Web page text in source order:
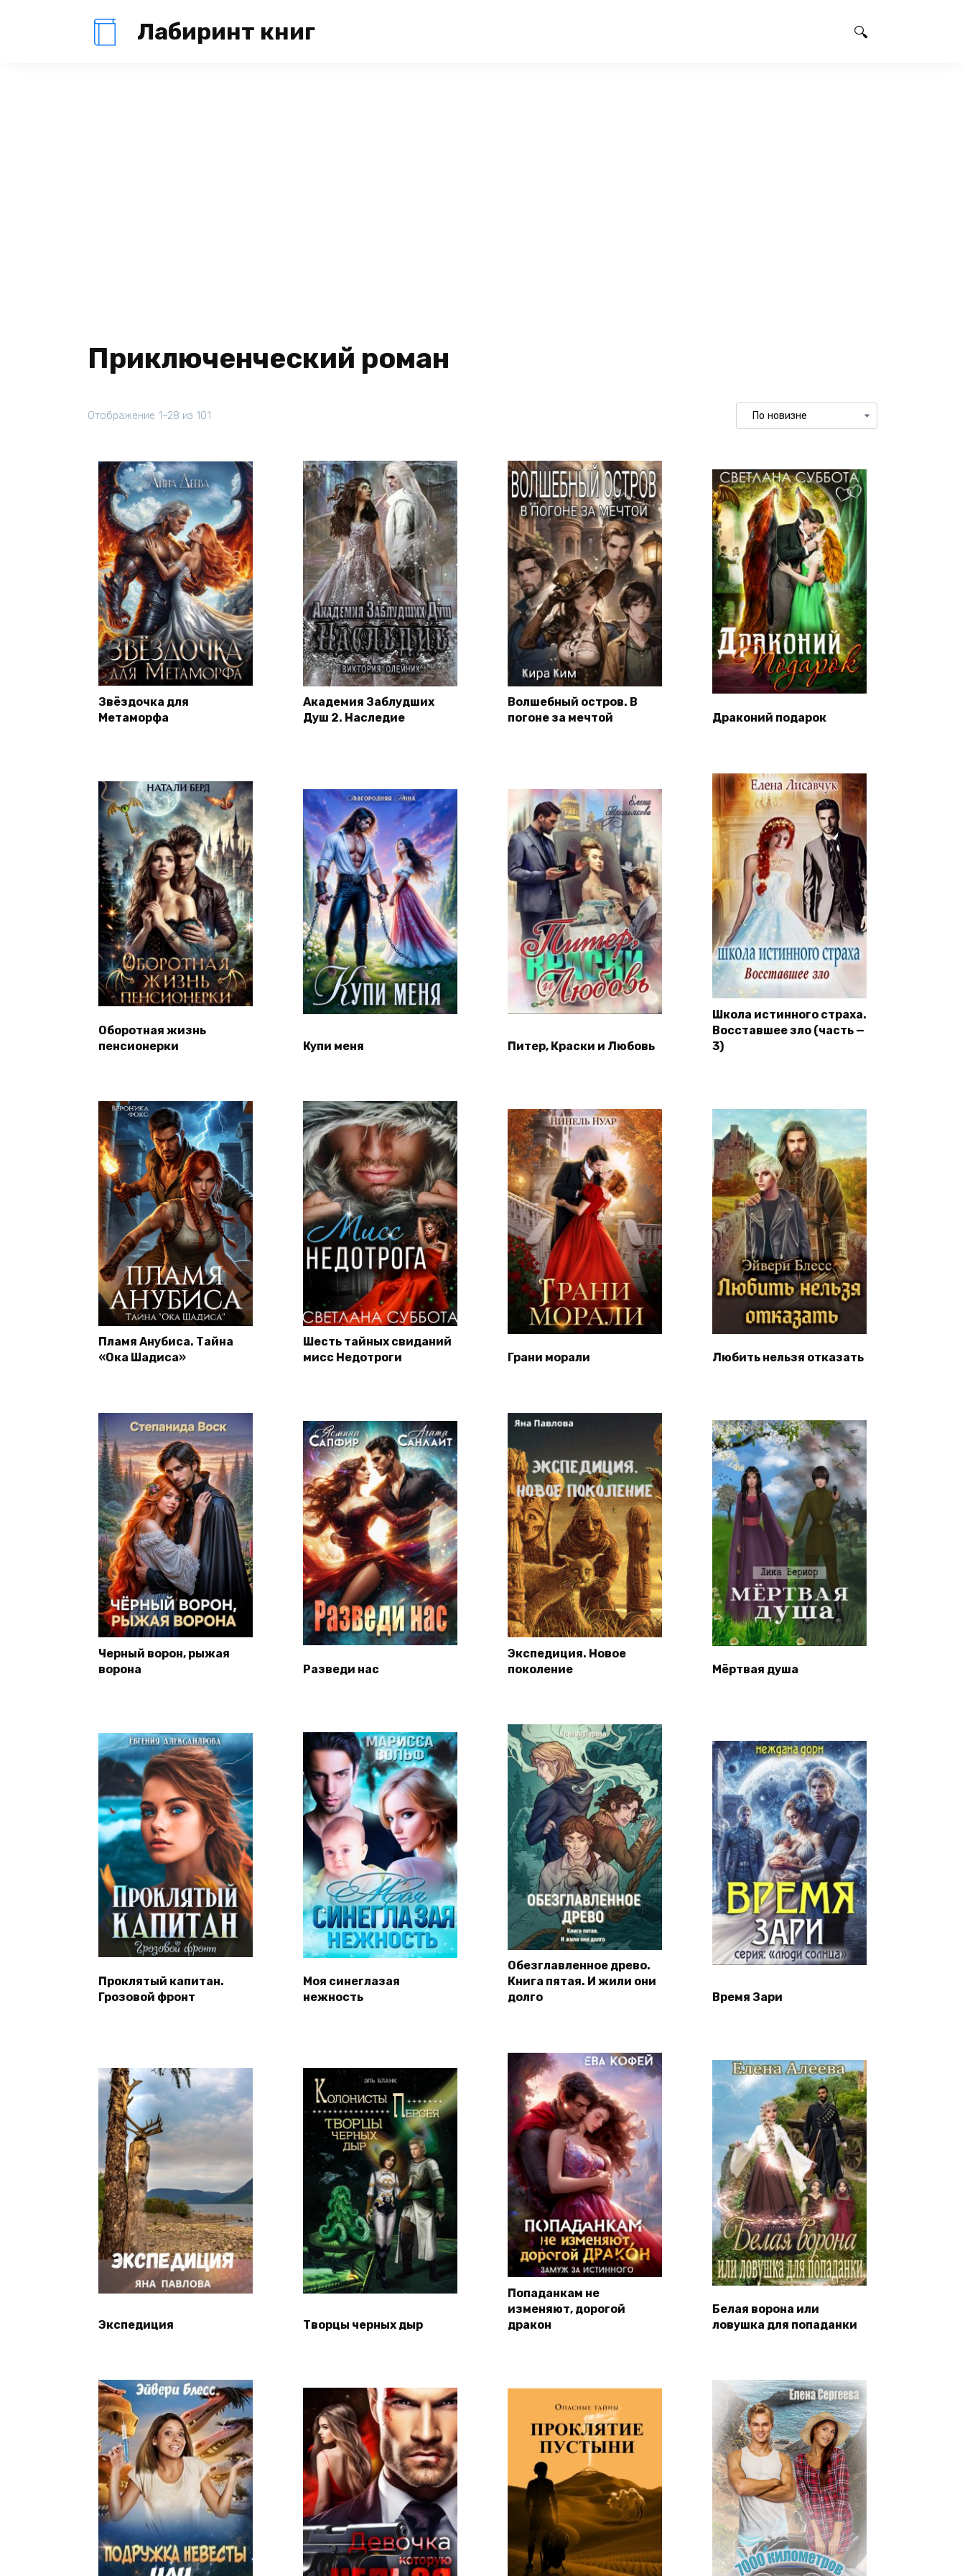
Лабиринт книг
Приключенческий роман
Отображение 1–28 из 101
Звёздочка для
Метаморфа
Академия Заблудших
Душ 2. Наследие
Волшебный остров. В
погоне за мечтой
Драконий подарок
Оборотная жизнь
пенсионерки
Купи меня Питер, Краски и Любовь
Школа истинного страха.
Восставшее зло (часть —
3)
Пламя Анубиса. Тайна
«Ока Шадиса»
Шесть тайных свиданий
мисс Недотроги
Грани морали Любить нельзя отказать
Черный ворон, рыжая
ворона
Разведи нас
Экспедиция. Новое
поколение
Мёртвая душа
Проклятый капитан.
Грозовой фронт
Моя синеглазая
нежность
Обезглавленное древо.
Книга пятая. И жили они
долго
Время Зари
Экспедиция Творцы черных дыр
Попаданкам не
изменяют, дорогой
дракон
Белая ворона или
ловушка для попаданки